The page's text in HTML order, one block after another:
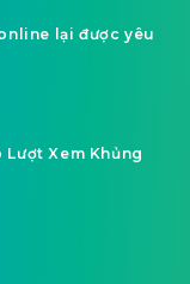
lại được yêu
Lượt Xem Khủng